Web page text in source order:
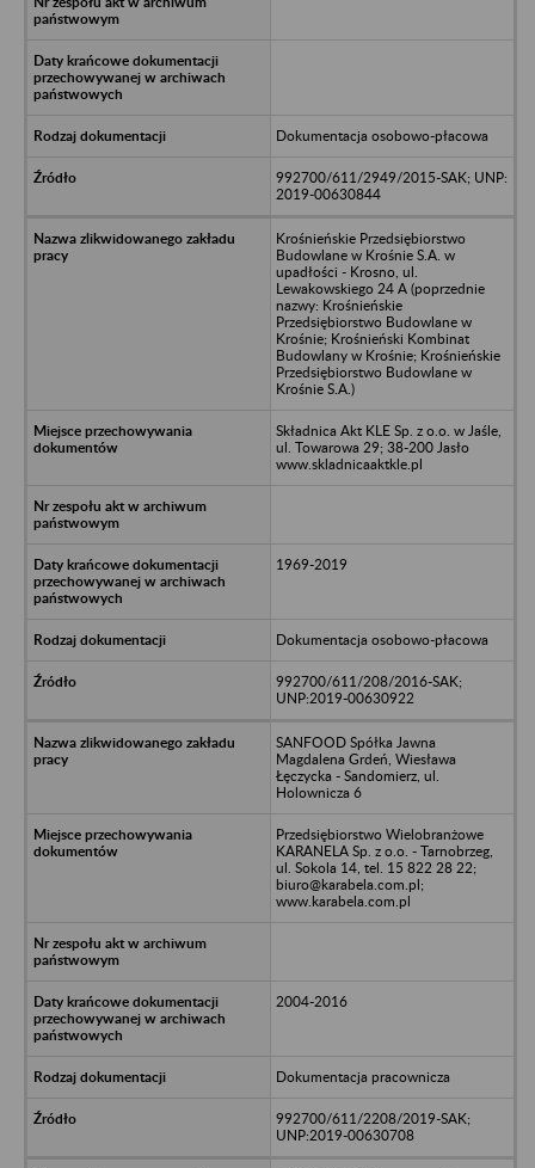
Dokumentacja osobowo-płacowa
992700/611/2949/2015-SAK; UNP:
2019-00630844
Krośnieńskie Przedsiębiorstwo
Budowlane w Krośnie S.A. w
upadłości - Krosno, ul.
Lewakowskiego 24 A (poprzednie
nazwy: Krośnieńskie
Przedsiębiorstwo Budowlane w
Krośnie; Krośnieński Kombinat
Budowlany w Krośnie; Krośnieńskie
Przedsiębiorstwo Budowlane w
Krośnie S.A.)
Składnica Akt KLE Sp. z o.o. w Jaśle,
ul. Towarowa 29; 38-200 Jasło
www.skladnicaaktkle.pl
1969-2019
Dokumentacja osobowo-płacowa
992700/611/208/2016-SAK;
UNP:2019-00630922
SANFOOD Spółka Jawna
Magdalena Grdeń, Wiesława
Łęczycka - Sandomierz, ul.
Holownicza 6
Przedsiębiorstwo Wielobranżowe
KARANELA Sp. z o.o. - Tarnobrzeg,
ul. Sokola 14, tel. 15 822 28 22;
biuro@karabela.com.pl;
www.karabela.com.pl
2004-2016
Dokumentacja pracownicza
992700/611/2208/2019-SAK;
UNP:2019-00630708